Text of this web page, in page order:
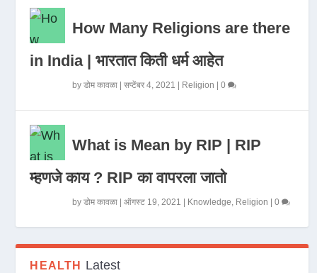
How Many Religions are there
in India | भारतात किती धर्म आहेत
byडोम कावळा |सप्टेंबर 4, 2021 Religion |0
What is Mean by RIP | RIP
म्हणजे काय ? RIP का वापरला जातो
byडोम कावळा |ऑगस्ट 19, 2021 Knowledge, Religion |0
HEALTH Latest